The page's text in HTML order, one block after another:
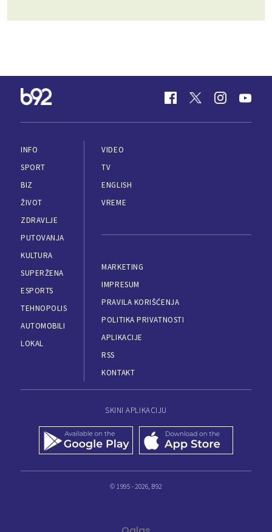
INFO
SPORT
BIZ
ŽIVOT
ZDRAVLJE
PUTOVANJA
KULTURA
SUPERŽENA
ESPORTS
TEHNOPOLIS
AUTOMOBILI
LOKAL
VIDEO
TV
ENGLISH
VREME
MARKETING
IMPRESUM
PRAVILA KORIŠĆENJA
POLITIKA PRIVATNOSTI
APLIKACIJE
RSS
KONTAKT
SKINI APLIKACIJU
© 1995 - 2026, B92